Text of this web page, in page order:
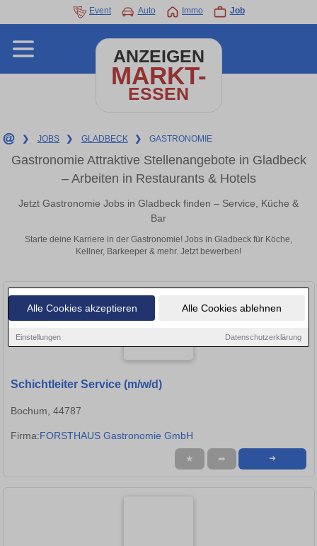
Alle Cookies akzeptieren Alle Cookies ablehnen
Einstellungen Datenschutzerklärung
Event Auto Immo Job
ANZEIGEN
MARKT-
ESSEN
❯ JOBS ❯ GLADBECK ❯ GASTRONOMIE
Gastronomie Attraktive Stellenangebote in Gladbeck
– Arbeiten in Restaurants & Hotels
Jetzt Gastronomie Jobs in Gladbeck finden – Service, Küche &
Bar
Starte deine Karriere in der Gastronomie! Jobs in Gladbeck für Köche,
Kellner, Barkeeper & mehr. Jetzt bewerben!
Schichtleiter Service (m/w/d)
Bochum, 44787
Firma:FORSTHAUS Gastronomie GmbH
★ ➦ ➜